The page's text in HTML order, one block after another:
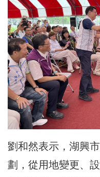
劉和然表示，湖興
劃，從用地變更、